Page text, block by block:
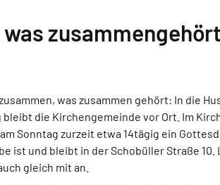
zusammengehört
was zusammen gehört: In die
die Kirchengemeinde vor Ort. Im
Sonntag zurzeit etwa 14tägig ein
ist und bleibt in der Schobüller Straße
gleich mit an.